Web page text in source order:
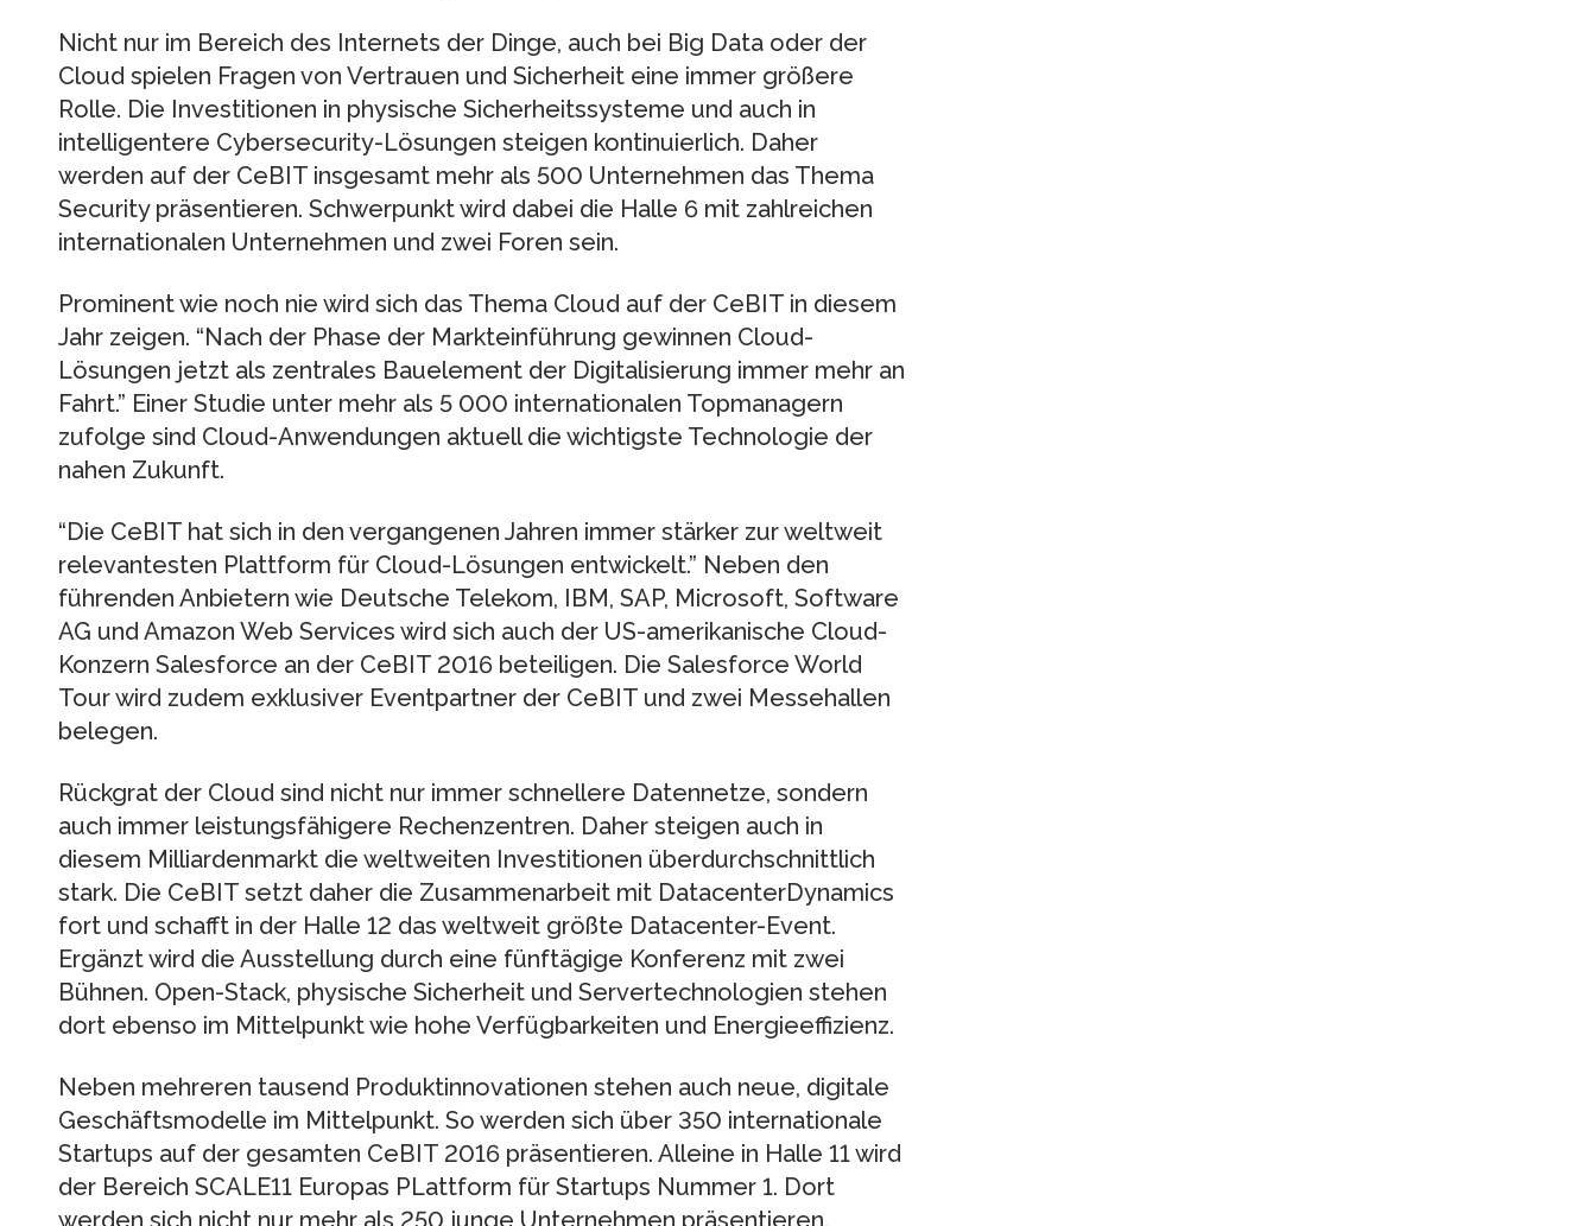
Nicht nur im Bereich des Internets der Dinge, auch bei Big Data oder der
Cloud spielen Fragen von Vertrauen und Sicherheit eine immer größere
Rolle. Die Investitionen in physische Sicherheitssysteme und auch in
intelligentere Cybersecurity-Lösungen steigen kontinuierlich. Daher
werden auf der CeBIT insgesamt mehr als 500 Unternehmen das Thema
Security präsentieren. Schwerpunkt wird dabei die Halle 6 mit zahlreichen
internationalen Unternehmen und zwei Foren sein.
Prominent wie noch nie wird sich das Thema Cloud auf der CeBIT in diesem
Jahr zeigen. “Nach der Phase der Markteinführung gewinnen Cloud-
Lösungen jetzt als zentrales Bauelement der Digitalisierung immer mehr an
Fahrt.” Einer Studie unter mehr als 5 000 internationalen Topmanagern
zufolge sind Cloud-Anwendungen aktuell die wichtigste Technologie der
nahen Zukunft.
“Die CeBIT hat sich in den vergangenen Jahren immer stärker zur weltweit
relevantesten Plattform für Cloud-Lösungen entwickelt.” Neben den
führenden Anbietern wie Deutsche Telekom, IBM, SAP, Microsoft, Software
AG und Amazon Web Services wird sich auch der US-amerikanische Cloud-
Konzern Salesforce an der CeBIT 2016 beteiligen. Die Salesforce World
Tour wird zudem exklusiver Eventpartner der CeBIT und zwei Messehallen
belegen.
Rückgrat der Cloud sind nicht nur immer schnellere Datennetze, sondern
auch immer leistungsfähigere Rechenzentren. Daher steigen auch in
diesem Milliardenmarkt die weltweiten Investitionen überdurchschnittlich
stark. Die CeBIT setzt daher die Zusammenarbeit mit DatacenterDynamics
fort und schafft in der Halle 12 das weltweit größte Datacenter-Event.
Ergänzt wird die Ausstellung durch eine fünftägige Konferenz mit zwei
Bühnen. Open-Stack, physische Sicherheit und Servertechnologien stehen
dort ebenso im Mittelpunkt wie hohe Verfügbarkeiten und Energieeffizienz.
Neben mehreren tausend Produktinnovationen stehen auch neue, digitale
Geschäftsmodelle im Mittelpunkt. So werden sich über 350 internationale
Startups auf der gesamten CeBIT 2016 präsentieren. Alleine in Halle 11 wird
der Bereich SCALE11 Europas PLattform für Startups Nummer 1. Dort
werden sich nicht nur mehr als 250 junge Unternehmen präsentieren.